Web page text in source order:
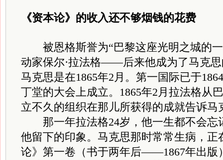
《资本论》的收入还不够烟钱的花费
被恩格斯誉为“巴黎这座光明之城的一
动家保尔·拉法格——后来他成为了马克
马克思是在1865年2月。第一国际已于
丁堂的大会上成立。1865年2月拉法格从
立不久的组织在那儿所获得的成就告诉马
那一年拉法格24岁，他一生都不会忘
他留下的印象。马克思那时常常生病，正
论》第一卷（书于两年后——1867年出版